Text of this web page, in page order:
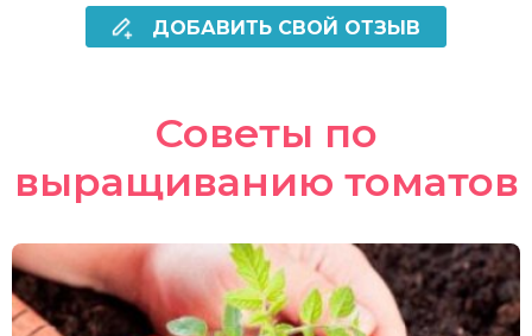
ДОБАВИТЬ СВОЙ ОТЗЫВ
Советы по
выращиванию томатов